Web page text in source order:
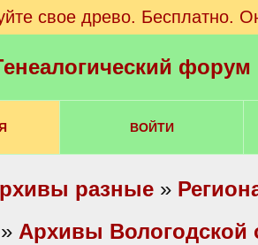
свое древо. Бесплатно.
ВОЙТИ
разные »
» Архивы Вологодской